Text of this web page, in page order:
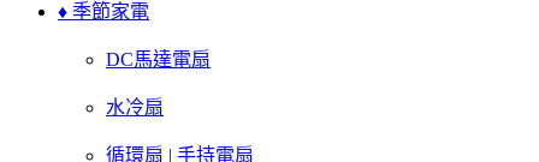
♦ 季節家電
DC馬達電扇
水冷扇
循環扇 | 手持電扇